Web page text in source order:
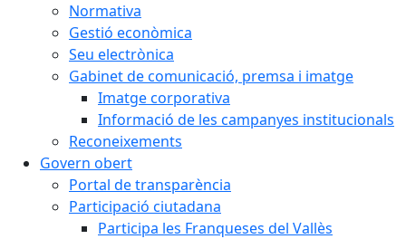
Normativa
Gestió econòmica
Seu electrònica
Gabinet de comunicació, premsa i imatge
Imatge corporativa
Informació de les campanyes institucionals
Reconeixements
Govern obert
Portal de transparència
Participació ciutadana
Participa les Franqueses del Vallès